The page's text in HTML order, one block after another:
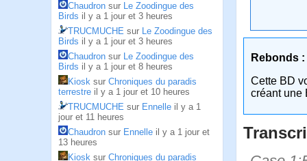
Chaudron sur Le Zoodingue des
Birds il y a 1 jour et 3 heures
TRUCMUCHE sur Le Zoodingue des
Birds il y a 1 jour et 3 heures
Chaudron sur Le Zoodingue des
Birds il y a 1 jour et 8 heures
Kiosk sur Chroniques du paradis
terrestre il y a 1 jour et 10 heures
TRUCMUCHE sur Ennelle il y a 1
jour et 11 heures
Chaudron sur Ennelle il y a 1 jour et
13 heures
Kiosk sur Chroniques du paradis
Rebonds :
Cette BD
créant une